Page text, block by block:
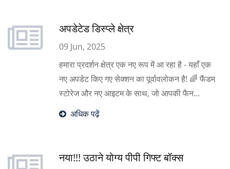
अपडेटेड डिस्प्ले क्षेत्र
09 Jun, 2025
हमारा प्रदर्शन क्षेत्र एक नए रूप में आ रहा है - यहाँ एक
नए अपडेट किए गए सेक्शन का पूर्वावलोकन है! 🌈 फैंडम
स्टोरेज और नए आइटम के साथ, जो आपकी फैन
मर्चेंडाइज और दस्तावेजों को स्टाइल के साथ संग्रहीत
और प्रदर्शित करने में मदद करने के लिए डिज़ाइन किए
अधिक पढ़ें
नया!!! उठाने योग्य पीपी गिफ्ट बॉक्स